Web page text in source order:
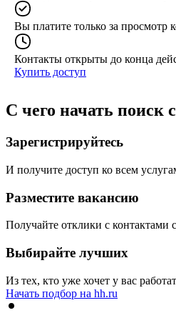
Вы платите только за просмотр
Контакты открыты до конца
Купить доступ
С чего начать поиск
Зарегистрируйтесь
И получите доступ ко всем
Разместите вакансию
Получайте отклики с контактами
Выбирайте лучших
Из тех, кто уже хочет у вас
Начать подбор на hh.ru